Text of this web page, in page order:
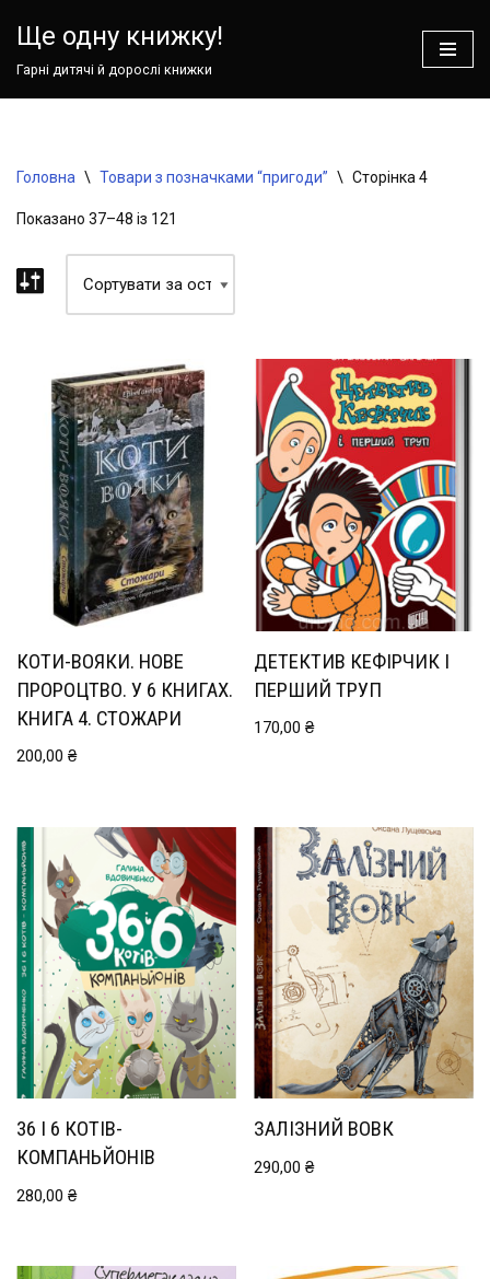
Ще одну книжку!
Гарні дитячі й дорослі книжки
Головна \ Товари з позначками “пригоди” \ Сторінка 4
Показано 37–48 із 121
КОТИ-ВОЯКИ. НОВЕ
ПРОРОЦТВО. У 6 КНИГАХ.
КНИГА 4. СТОЖАРИ
200,00 ₴
ДЕТЕКТИВ КЕФІРЧИК І
ПЕРШИЙ ТРУП
170,00₴
36 І 6 КОТІВ-
КОМПАНЬЙОНІВ
280,00 ₴
ЗАЛІЗНИЙ ВОВК
290,00₴